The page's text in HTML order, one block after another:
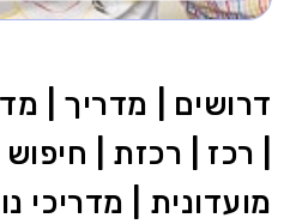
דרושים | מדריך |
| רכז | רכזת | חיפוש
מועדונית | מדריכי